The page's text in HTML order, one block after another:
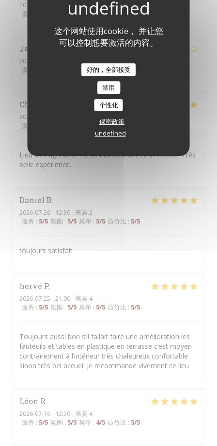
这个网站使用cookie， 并让您
可以控制想要激活的内容。
好的，全部接受
禁用
个性化
保密政策
undefined
2026-08-01
- 13:00 - 来宾 2
服务
4/5 菜单:5 /5 质价比 : 4/5
Jean-Marc B
2026-07-30
服务
菜单:5 /5 质价比:
Christel
2026-07-25
服务
/5 质价比
Lieu très agréable. Personnel souriant et à l’écoute. Très
belle expérience.
Daniel B
2026-07-26- 12:30 - 来宾 2
服务 : 5/5 氛围 : 5/5 菜单 : 5/5 质价比 : 5/5
toujours satisfait
hervé P
2026-07-25 - 21:00 - 来宾 4
服务 : 5/5 氛围 : 5/5 菜单 : 5/5 质价比 : 5/5
Toujours aussi bon s’il fallait faire une amélioration les
fauteuils et tables en plastique en terrasse c’est moyen
contrairement à l’intérieur très chaleureux confortable
sinon très bel accueil je recommande vivement ce lieu
Léon R
2026-07-16- 12:30 - 来宾 4
服务 : 5/5 氛围 : 5/5 菜单 : 4/5 质价比 : 5/5